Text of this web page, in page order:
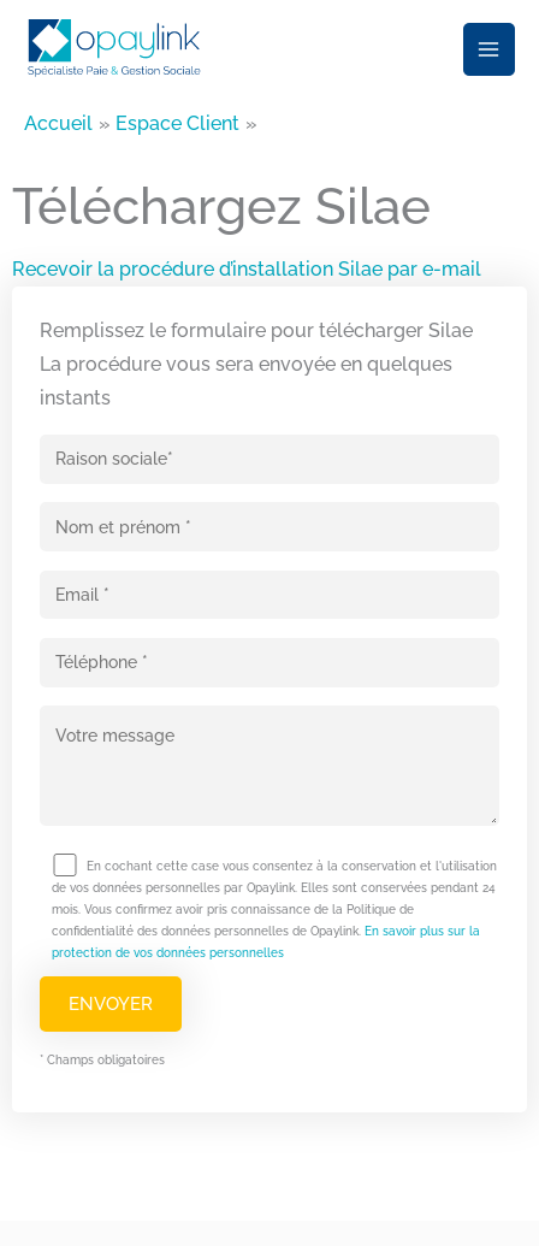
Aller
contenu
Accueil
Espace Client
Téléchargez Silae
Recevoir la procédure d’installation Silae par e-mail
Remplissez le formulaire pour télécharger Silae
La procédure vous sera envoyée en quelques
instants
En cochant cette case vous consentez à la conservation et l'utilisation
de vos données personnelles par Opaylink. Elles sont conservées pendant 24
mois. Vous confirmez avoir pris connaissance de la Politique de
confidentialité des données personnelles de Opaylink. En savoir plus sur la
protection de vos données personnelles
* Champs obligatoires